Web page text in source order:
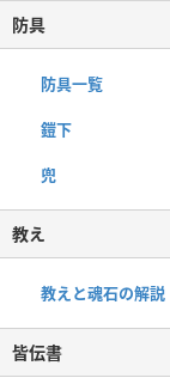
防具
防具一覧
鎧下
兜
教え
教えと魂石の解説
皆伝書